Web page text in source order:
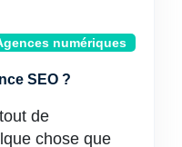
numériques
SEO ?
de
chose que